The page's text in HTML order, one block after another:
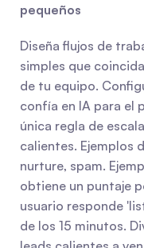
pequeños
Diseña flujos de
simples que
de tu equipo.
confía en IA para el
única regla de
calientes. Ejemplos
nurture, spam.
obtiene un puntaje
usuario responde
de los 15 minutos.